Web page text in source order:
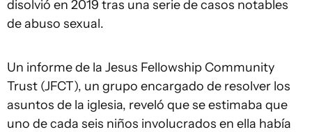
disolvió en 2019 tras una serie de casos notables
de abuso sexual.
Un informe de la Jesus Fellowship Community
Trust (JFCT), un grupo encargado de resolver los
asuntos de la iglesia, reveló que se estimaba que
uno de cada seis niños involucrados en ella había